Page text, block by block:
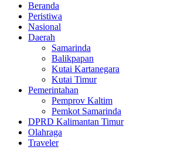
Beranda
Peristiwa
Nasional
Daerah
Samarinda
Balikpapan
Kutai Kartanegara
Kutai Timur
Pemerintahan
Pemprov Kaltim
Pemkot Samarinda
DPRD Kalimantan Timur
Olahraga
Traveler